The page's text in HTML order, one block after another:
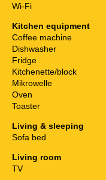
Wi-Fi
Kitchen equipment
Coffee machine
Dishwasher
Fridge
Kitchenette/block
Mikrowelle
Oven
Toaster
Living & sleeping
Sofa bed
Living room
TV